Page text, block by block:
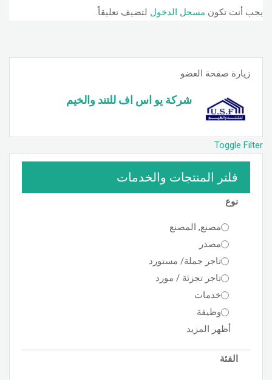
يجب أنت تكون مسجل الدخول لتضيف تعليقاً.
زيارة صفحة العضو
شركة يو اس اف للتند والخيم
Toggle Filter
فلتر المنتجات والخدمات
نوع
مصنع, المصنع
مصدر
تاجر جملة/ مستورد
تاجر تجزئة / مورد
خدمات
وظيفة
أظهر المزيد
الفئة